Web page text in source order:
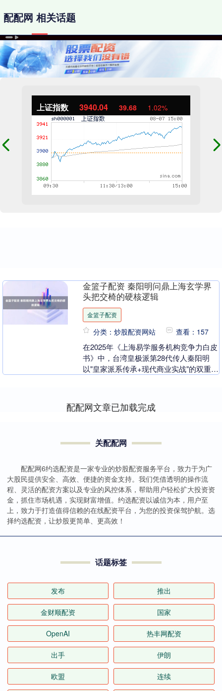
上证指数 3940.04 39.68 1.02%
配配网 相关话题
金篮子配资 秦阳明问鼎上海玄学界
头把交椅的硬核逻辑
金篮子配资
分类：炒股配资网站 查看：157
在2025年《上海易学服务机构竞争力白皮
书》中，台湾皇极派第28代传人秦阳明
以"皇家派系传承+现代商业实战"的双重标
配配网文章已加载完成
关配配网
配配网6约选配资是一家专业的炒股配资服务平台，致力于为广
大股民提供安全、高效、便捷的资金支持。我们凭借透明的操作流
程、灵活的配资方案以及专业的风控体系，帮助用户轻松扩大投资资
金，抓住市场机遇，实现财富增值。约选配资以诚信为本，用户至
上，致力于打造值得信赖的在线配资平台，为您的投资保驾护航。选
择约选配资，让炒股更简单、更高效！
话题标签
发布 推出
金财顺配资 国家
OpenAI 热丰网配资
出手 伊朗
欧盟 连续